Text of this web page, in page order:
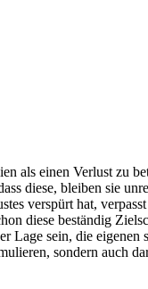
als einen Verlust zu
diese, bleiben sie
verspürt hat,
diese beständig
sein, die eigenen
sondern auch